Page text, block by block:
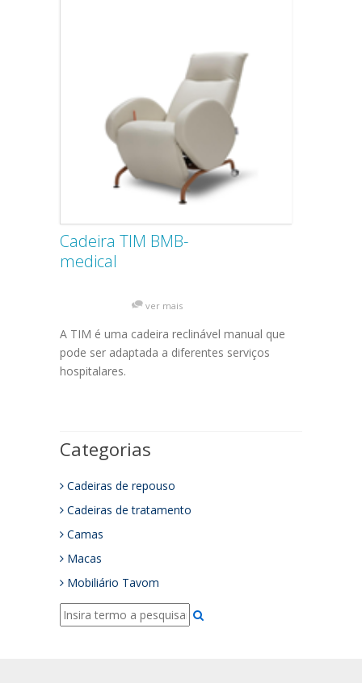
Cadeira TIM BMB-
medical
ver mais
A TIM é uma cadeira reclinável manual que
pode ser adaptada a diferentes serviços
hospitalares.
Categorias
Cadeiras de repouso
Cadeiras de tratamento
Camas
Macas
Mobiliário Tavom